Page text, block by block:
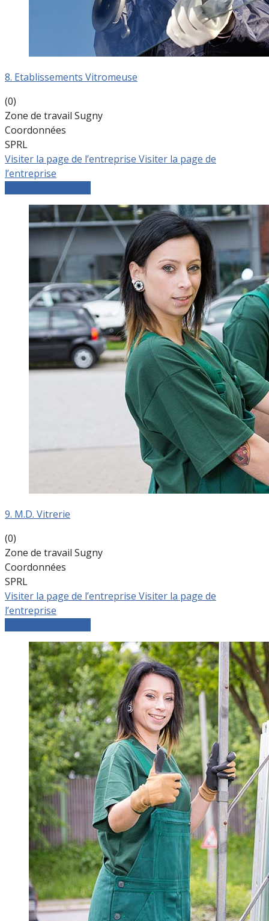
8. Etablissements Vitromeuse
(0)
Zone de travail Sugny
Coordonnées
SPRL
Visiter la page de l’entreprise Visiter la page de
l’entreprise
9. M.D. Vitrerie
(0)
Zone de travail Sugny
Coordonnées
SPRL
Visiter la page de l’entreprise Visiter la page de
l’entreprise